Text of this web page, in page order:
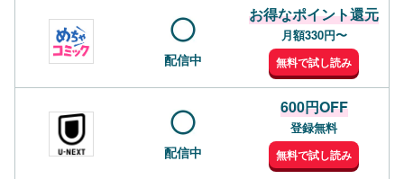
配信中
お得なポイント還元
月額330円〜
無料で試し読み
配信中
600円OFF
登録無料
無料で試し読み